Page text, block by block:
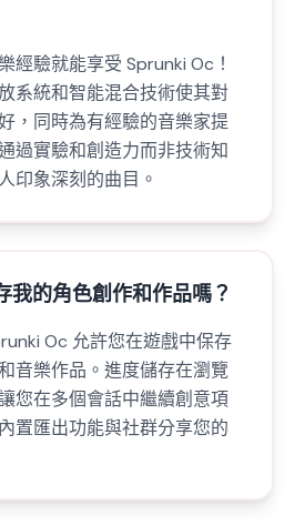
經驗就能享受 Sprunki Oc！
系統和智能混合技術使其對
，同時為有經驗的音樂家提
過實驗和創造力而非技術知
印象深刻的曲目。
我的角色創作和作品嗎？
Oc 允許您在遊戲中保存
音樂作品。進度儲存在瀏覽
您在多個會話中繼續創意項
置匯出功能與社群分享您的